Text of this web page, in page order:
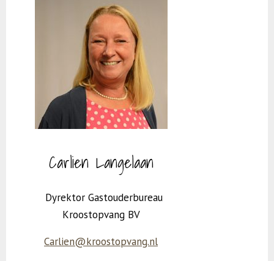
Carlien Langelaan
Dyrektor Gastouderbureau
Kroostopvang BV
Carlien@kroostopvang.nl